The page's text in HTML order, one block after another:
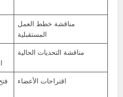
مناقشة خطط العمل
المستقبلية
مناقشة التحديات الحالية
اقتراحات الأعضاء